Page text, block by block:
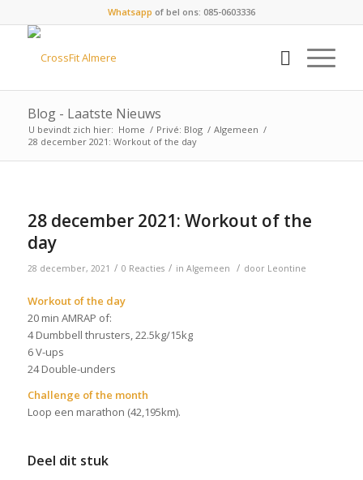
Whatsapp of bel ons: 085-0603336
Blog - Laatste Nieuws
U bevindt zich hier: Home / Privé: Blog / Algemeen /
28 december 2021: Workout of the day
28 december 2021: Workout of the
day
28 december, 2021 / 0 Reacties / in Algemeen / door Leontine
Workout of the day
20 min AMRAP of:
4 Dumbbell thrusters, 22.5kg/15kg
6 V-ups
24 Double-unders
Challenge of the month
Loop een marathon (42,195km).
Deel dit stuk